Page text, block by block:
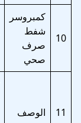
10
كمبروسر
شفط
صرف
صحي
11 الوصف